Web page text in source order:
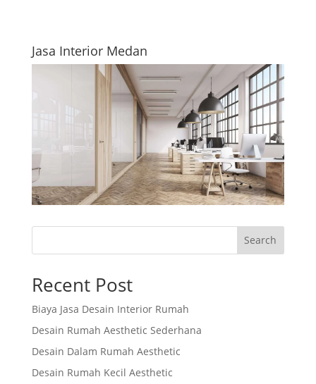
Jasa Interior Medan
Search
Recent Post
Biaya Jasa Desain Interior Rumah
Desain Rumah Aesthetic Sederhana
Desain Dalam Rumah Aesthetic
Desain Rumah Kecil Aesthetic